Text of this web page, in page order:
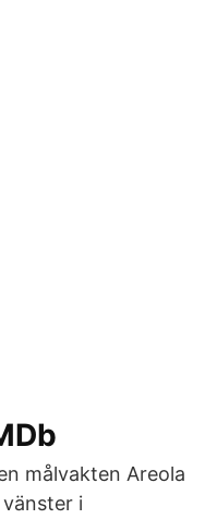
målvakten Areola
i